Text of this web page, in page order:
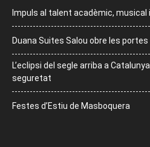
Impuls al talent acadèmic,
Duana Suites Salou obre les portes
L’eclipsi del segle arriba a
seguretat
Festes d’Estiu de Masboquera